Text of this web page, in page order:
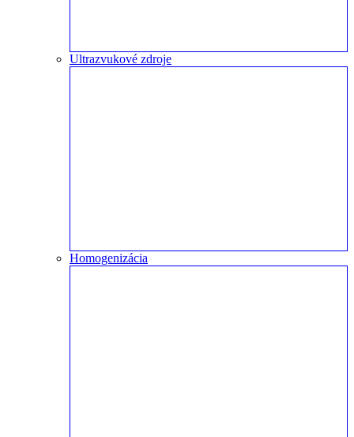
Ultrazvukové zdroje
Homogenizácia